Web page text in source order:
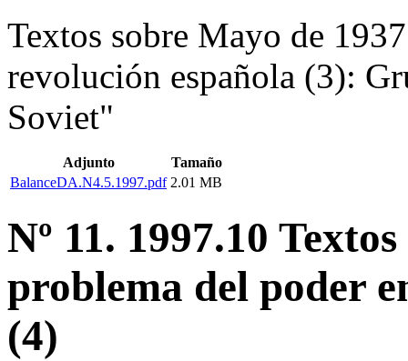
Textos sobre Mayo de
revolución española (3):
Soviet"
Adjunto
Tamaño
BalanceDA.N4.5.1997.pdf 2.01 MB
Nº 11. 1997.10
problema del poder
(4)